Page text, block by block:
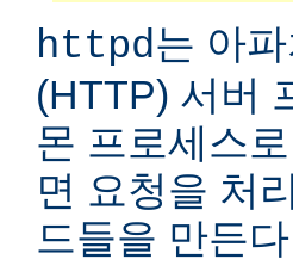
httpd는 아
(HTTP) 서버
몬 프로세스
면 요청을 처
드들을 만든